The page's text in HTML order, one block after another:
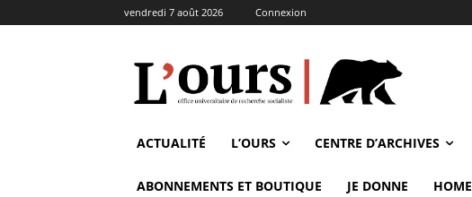
vendredi 7 août 2026 Connexion
ACTUALITÉ L’OURS CENTRE D’ARCHIVES
ABONNEMENTS ET BOUTIQUE JE DONNE HOME